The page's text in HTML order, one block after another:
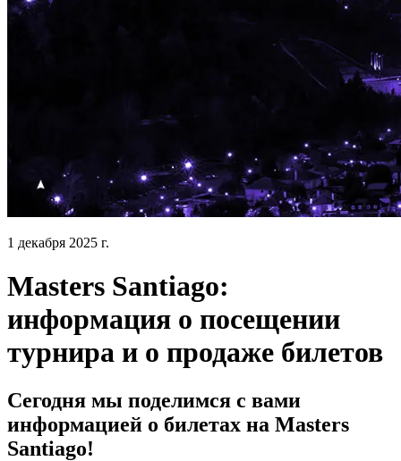
1 декабря 2025 г.
Masters Santiago:
информация о посещении
турнира и о продаже билетов
Сегодня мы поделимся с вами
информацией о билетах на Masters
Santiago!